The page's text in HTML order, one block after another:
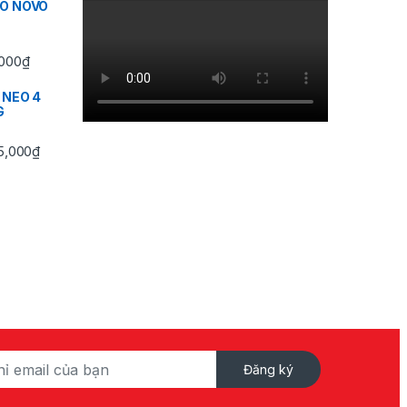
NOVO
₫Khoảng giá: từ 350,000₫ đến 430,000₫
4
₫Khoảng giá: từ 745,000₫ đến 3,495,000₫
Đăng ký